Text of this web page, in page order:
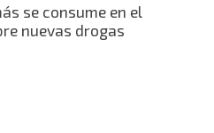
se consume en el
nuevas drogas